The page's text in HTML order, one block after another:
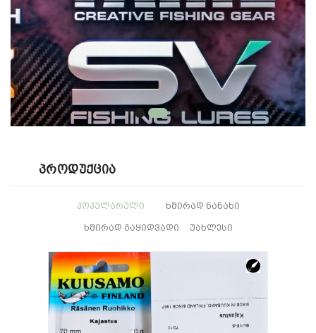
Პროდუქცია
ᲞᲝᲞᲣᲚᲐᲠᲣᲚᲘ ᲮᲨᲘᲠᲐᲓ ᲜᲐᲜᲐᲮᲘ
ᲮᲨᲘᲠᲐᲓ ᲒᲐᲧᲘᲓᲕᲐᲓᲘ ᲣᲐᲮᲚᲔᲡᲘ